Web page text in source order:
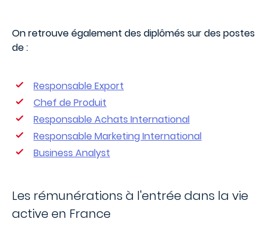
On retrouve également des diplômés sur des postes
de :
Responsable Export
Chef de Produit
Responsable Achats International
Responsable Marketing International
Business Analyst
Les rémunérations à l'entrée dans la vie
active en France